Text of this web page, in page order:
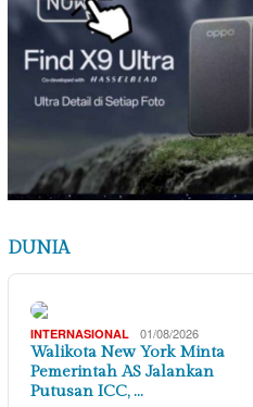
DUNIA
INTERNASIONAL 01/08/2026
Walikota New York Minta
Pemerintah AS Jalankan
Putusan ICC, …